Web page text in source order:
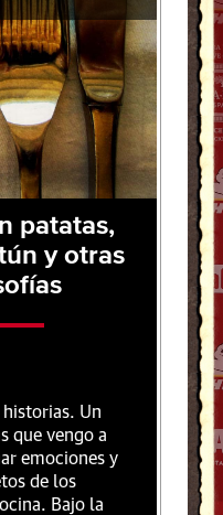
patatas,
y otras
Un
que vengo a
emociones y
de los
Bajo la